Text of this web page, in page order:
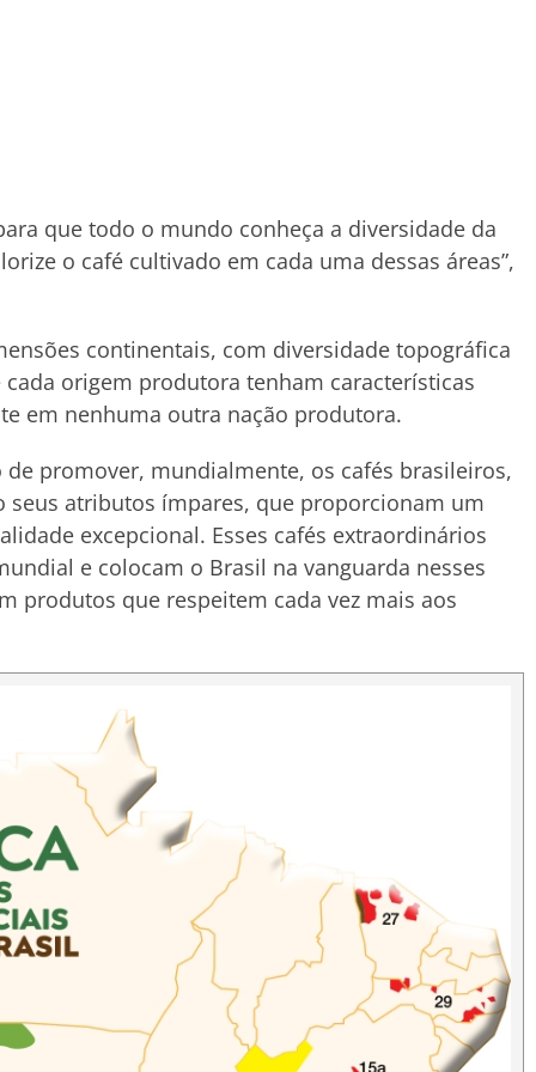
que todo o mundo conheça a diversidade da
o café cultivado em cada uma dessas áreas”,
continentais, com diversidade topográfica
origem produtora tenham características
em nenhuma outra nação produtora.
de promover, mundialmente, os cafés brasileiros,
seus atributos ímpares, que proporcionam um
excepcional. Esses cafés extraordinários
e colocam o Brasil na vanguarda nesses
produtos que respeitem cada vez mais aos